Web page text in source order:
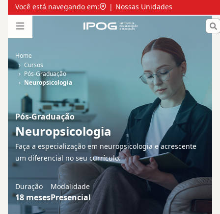
Você está navegando em: | Nossas Unidades
Open menu IPOG
Home
Cursos
Pós-Graduação
Neuropsicologia
Pós-Graduação
Neuropsicologia
Faça a especialização em neuropsicologia e acrescente
um diferencial no seu currículo.
Duração
18 meses
Modalidade
Presencial
Pós-Graduação em Neuropsicologia - Presencial | IPOG